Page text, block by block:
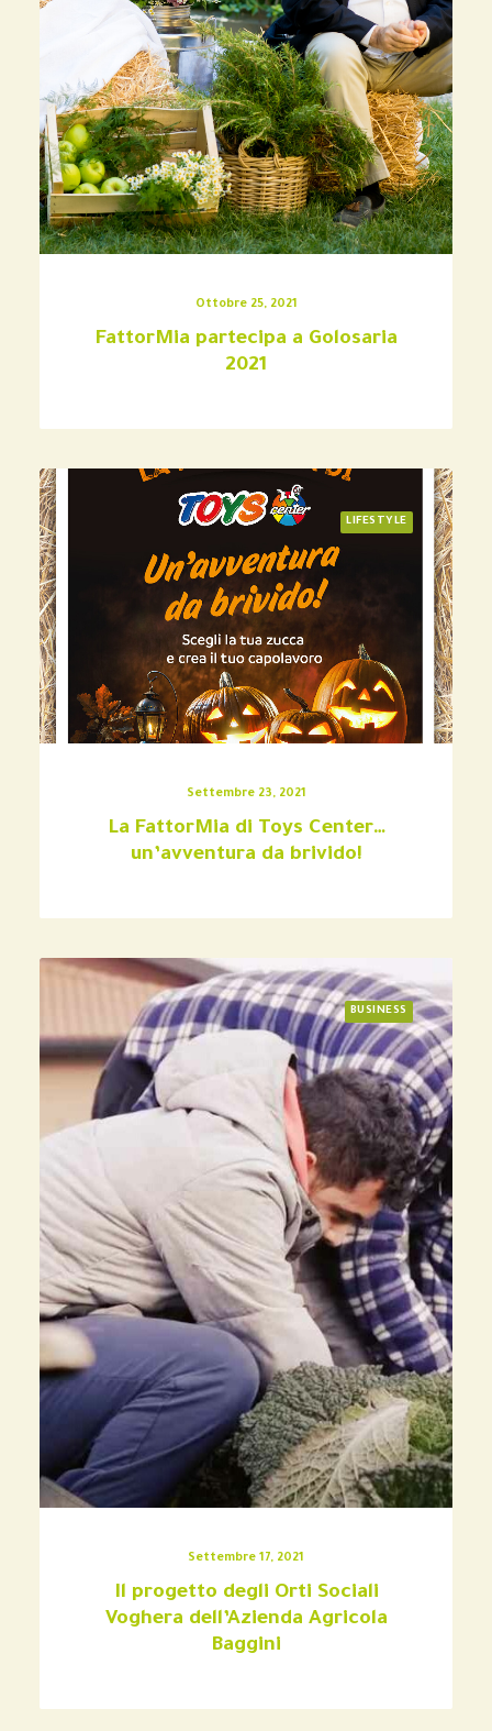
Ottobre 25, 2021
FattorMia partecipa a Golosaria
2021
LIFESTYLE
Settembre 23, 2021
La FattorMia di Toys Center…
un’avventura da brivido!
BUSINESS
Settembre 17, 2021
Il progetto degli Orti Sociali
Voghera dell’Azienda Agricola
Baggini